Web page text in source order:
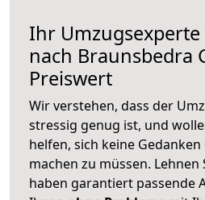
Ihr
nach Braunsbedra
Preiswert
Wir verstehen, dass der
stressig genug ist, und
helfen, sich keine
machen zu müssen. Lehnen
haben garantiert passende